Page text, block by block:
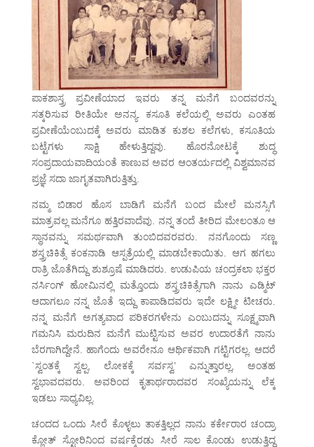
ಪಾಕಶಾಸ್ತ್ರ ಪ್ರವೀಣೆಯಾದ ಇವರು ತನ್ನ ಮನೆಗೆ ಬಂದವರನ್ನು
ಸತ್ಕರಿಸುವ ರೀತಿಯೇ ಅನನ್ಯ. ಕಸೂತಿ ಕಲೆಯಲ್ಲಿ ಅವರು ಎಂತಹ
ಪ್ರವೀಣೆಯೆಂಬುದಕ್ಕೆ ಅವರು ಮಾಡಿತ ಕುಶಲ ಕಲೆಗಳು, ಕಸೂತಿಯ
ಬಟ್ಟೆಗಳು ಸಾಕ್ಷಿ ಹೇಳುತ್ತಿದ್ದವು. ಹೊರನೋಟಕ್ಕೆ ಶುದ್ಧ
ಸಂಪ್ರದಾಯವಾದಿಯಂತೆ ಕಾಣುವ ಅವರ ಆಂತರ್ಯದಲ್ಲಿ ವಿಶ್ವಮಾನವ
ಪ್ರಜ್ಞೆ ಸದಾ ಜಾಗೃತವಾಗಿರುತ್ತಿತ್ತು.
ನಮ್ಮ ಬಿಡಾರ ಹೊಸ ಬಾಡಿಗೆ ಮನೆಗೆ ಬಂದ ಮೇಲೆ ಮನಸ್ಸಿಗೆ
ಮಾತ್ರವಲ್ಲ ಮನೆಗೂ ಹತ್ತಿರವಾದೆವು. ನನ್ನ ತಂದೆ ತೀರಿದ ಮೇಲಂತೂ ಆ
ಸ್ಥಾನವನ್ನು ಸಮರ್ಥವಾಗಿ ತುಂಬಿದವರವರು. ನನಗೊಂದು ಸಣ್ಣ
ಶಸ್ತ್ರಚಿಕಿತ್ಸೆ ಕಂಕನಾಡಿ ಆಸ್ಪತ್ರೆಯಲ್ಲಿ ಮಾಡಬೇಕಾಯಿತು. ಆಗ ಹಗಲು
ರಾತ್ರಿ ಜೊತೆಗಿದ್ದು ಶುಶ್ರೂಷೆ ಮಾಡಿದರು. ಉಡುಪಿಯ ಚಂದ್ರಕಲಾ ಭಕ್ತರ
ನರ್ಸಿಂಗ್ ಹೋಮಿನಲ್ಲಿ ಮತ್ತೊಂದು ಶಸ್ತ್ರಚಿಕಿತ್ಸೆಗಾಗಿ ನಾನು ಎಡ್ಮಿಟ್
ಆದಾಗಲೂ ನನ್ನ ಜೊತೆ ಇದ್ದು ಕಾಪಾಡಿದವರು ಇದೇ ಲಕ್ಷ್ಮೀ ಟೀಚರು.
ನನ್ನ ಮನೆಗೆ ಅಗತ್ಯವಾದ ಪರಿಕರಗಳೇನು ಎಂಬುದನ್ನು ಸೂಕ್ಷ್ಮವಾಗಿ
ಗಮನಿಸಿ ಮರುದಿನ ಮನೆಗೆ ಮುಟ್ಟಿಸುವ ಅವರ ಉದಾರತೆಗೆ ನಾನು
ಬೆರಗಾಗಿದ್ದೇನೆ. ಹಾಗೆಂದು ಅವರೇನೂ ಆರ್ಥಿಕವಾಗಿ ಗಟ್ಟಿಗರಲ್ಲ. ಆದರೆ
`ಸ್ವಂತಕ್ಕೆ ಸ್ವಲ್ಪ, ಲೋಕಕ್ಕೆ ಸರ್ವಸ್ವ’ ಎನ್ನುತ್ತಾರಲ್ಲ, ಅಂತಹ
ಸ್ವಭಾವದವರು. ಅವರಿಂದ ಕೃತಾರ್ಥರಾದವರ ಸಂಖ್ಯೆಯನ್ನು ಲೆಕ್ಕ
ಇಡಲು ಸಾಧ್ಯವಿಲ್ಲ.
ಚಂದದ ಒಂದು ಸೀರೆ ಕೊಳ್ಳಲು ತಾಕತ್ತಿಲ್ಲದ ನಾನು ಕರ್ಕೇರಾರ ಚಂದ್ರಾ
ಕ್ಲೋತ್ ಸ್ಟೋರಿನಿಂದ ವರ್ಷಕ್ಕೆರಡು ಸೀರೆ ಸಾಲ ಕೊಂಡು ಉಡುತ್ತಿದ್ದ